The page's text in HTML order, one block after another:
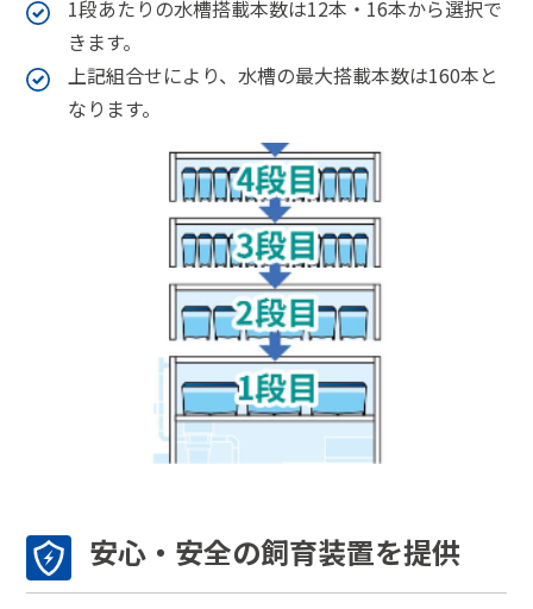
1段あたりの水槽搭載本数は12本・16本から選択で
きます。
上記組合せにより、水槽の最大搭載本数は160本と
なります。
安心・安全の飼育装置を提供